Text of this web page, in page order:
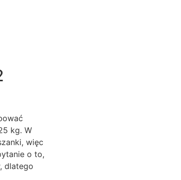
kg. W
więc
o to,
dlatego